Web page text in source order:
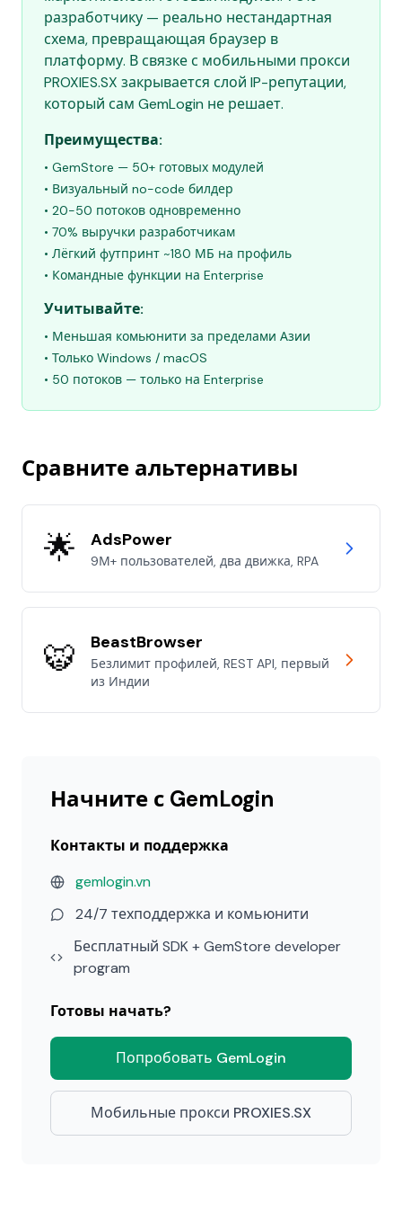
разработчику — реально нестандартная
схема, превращающая браузер в
платформу. В связке с мобильными прокси
PROXIES.SX закрывается слой IP-репутации,
который сам GemLogin не решает.
Преимущества:
• GemStore — 50+ готовых модулей
• Визуальный no-code билдер
• 20-50 потоков одновременно
• 70% выручки разработчикам
• Лёгкий футпринт ~180 МБ на профиль
• Командные функции на Enterprise
Учитывайте:
• Меньшая комьюнити за пределами Азии
• Только Windows / macOS
• 50 потоков — только на Enterprise
Сравните альтернативы
🌟 AdsPower
9М+ пользователей, два движка, RPA
🐯 BeastBrowser
Безлимит профилей, REST API, первый
из Индии
Начните с GemLogin
Контакты и поддержка
gemlogin.vn
24/7 техподдержка и комьюнити
Бесплатный SDK + GemStore developer
program
Готовы начать?
Попробовать GemLogin
Мобильные прокси PROXIES.SX